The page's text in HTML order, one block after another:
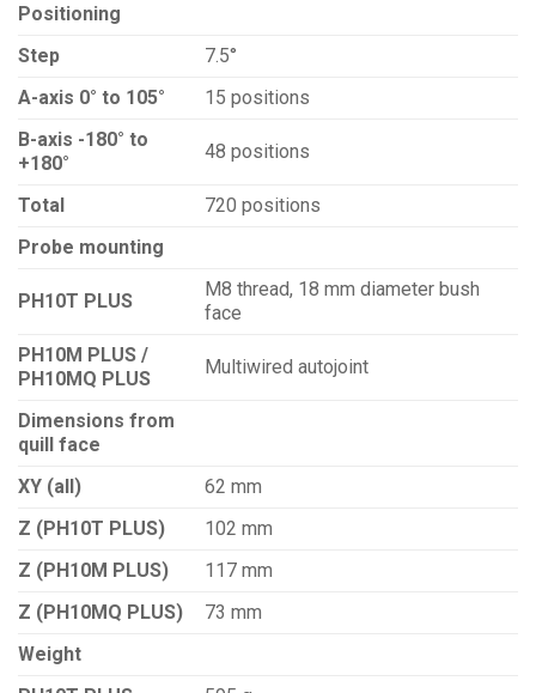
Positioning
Step
7.5°
A-axis 0° to 105°
15 positions
B-axis -180° to
+180°
48 positions
Total
720 positions
Probe mounting
PH10T PLUS
M8 thread, 18 mm diameter bush
face
PH10M PLUS /
PH10MQ PLUS
Multiwired autojoint
Dimensions from
quill face
XY (all)
62 mm
Z (PH10T PLUS)
102 mm
Z (PH10M PLUS)
117 mm
Z (PH10MQ PLUS)
73 mm
Weight